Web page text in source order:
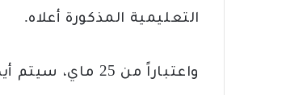
التعليمية المذكورة أعلاه.
واعتباراً من 25